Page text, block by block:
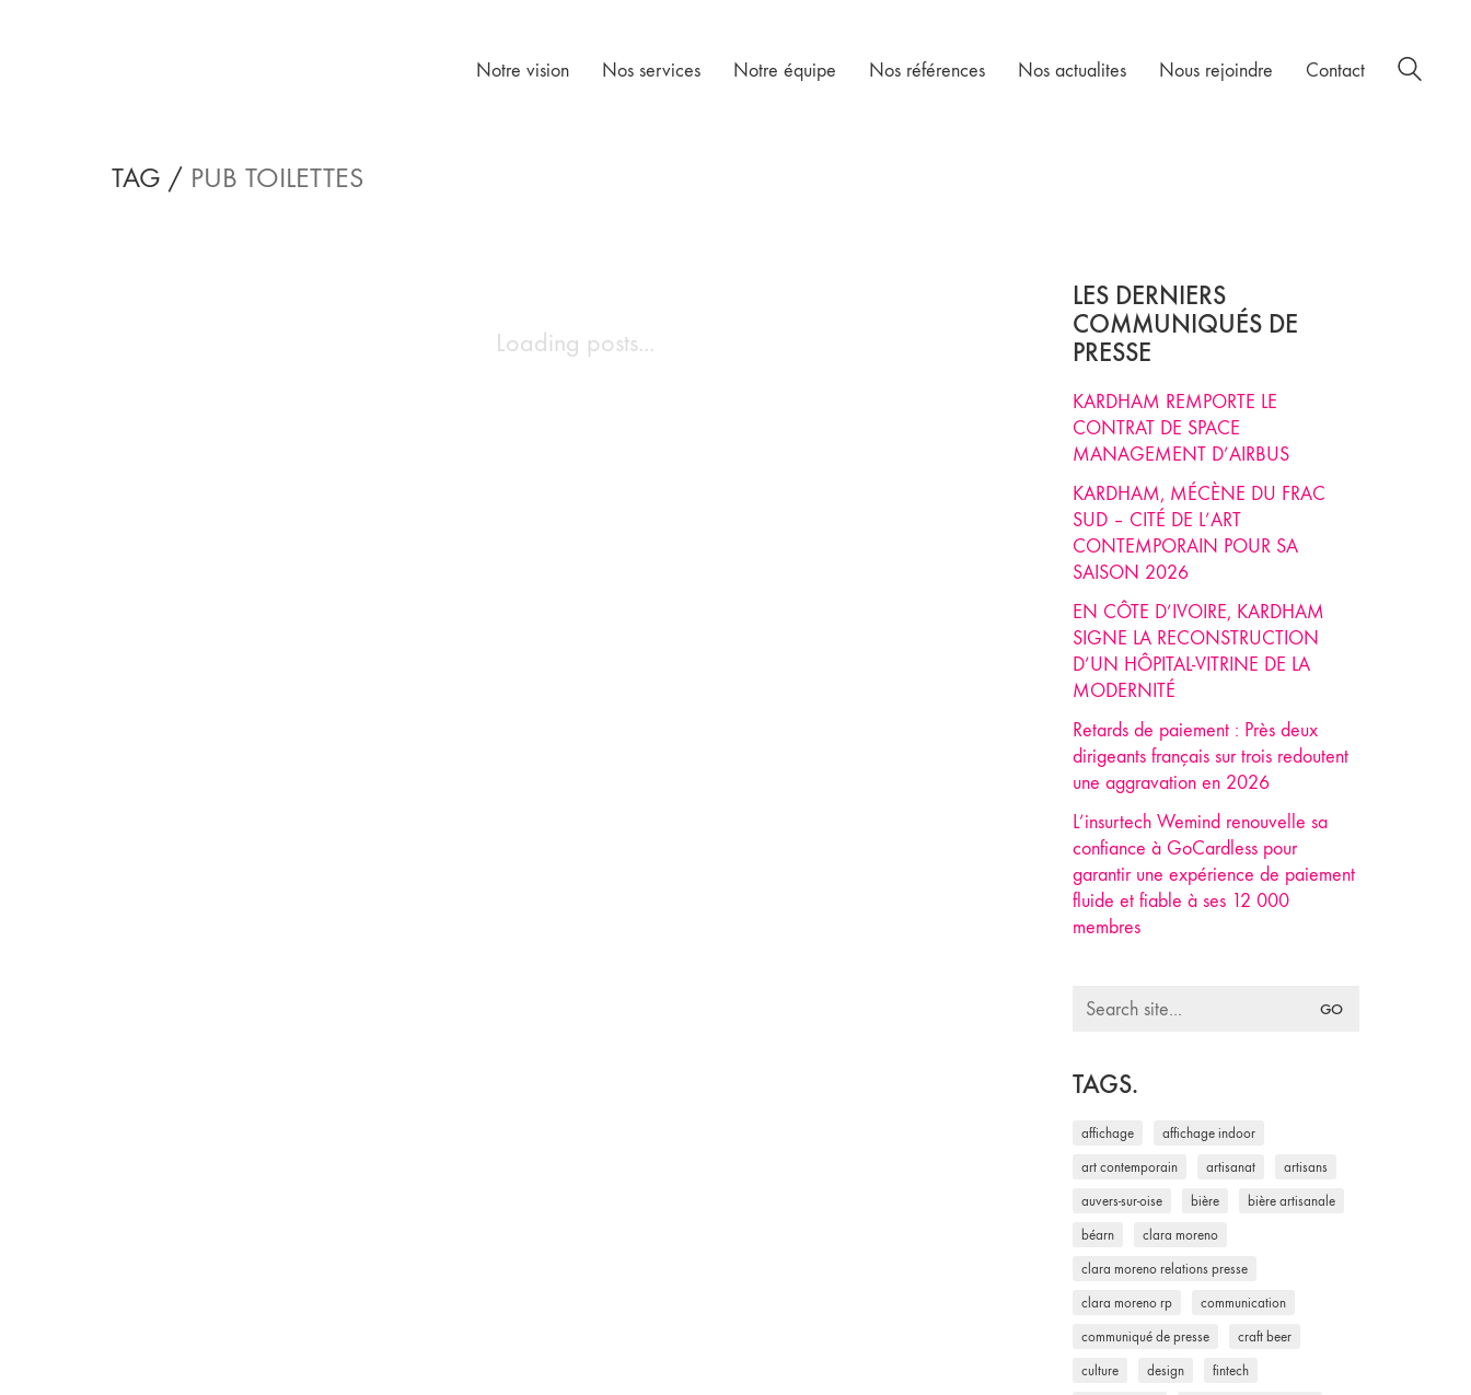
Notre vision Nos services Notre équipe Nos références Nos actualites Nous rejoindre Contact
TAG / PUB TOILETTES
Loading posts...
LES DERNIERS
COMMUNIQUÉS DE
PRESSE
KARDHAM REMPORTE LE
CONTRAT DE SPACE
MANAGEMENT D’AIRBUS
KARDHAM, MÉCÈNE DU FRAC
SUD – CITÉ DE L’ART
CONTEMPORAIN POUR SA
SAISON 2026
EN CÔTE D’IVOIRE, KARDHAM
SIGNE LA RECONSTRUCTION
D’UN HÔPITAL-VITRINE DE LA
MODERNITÉ
Retards de paiement : Près deux
dirigeants français sur trois redoutent
une aggravation en 2026
L’insurtech Wemind renouvelle sa
confiance à GoCardless pour
garantir une expérience de paiement
fluide et fiable à ses 12 000
membres
Search
TAGS.
affichage affichage indoor
art contemporain artisanat artisans
auvers-sur-oise bière bière artisanale
béarn clara moreno
clara moreno relations presse
clara moreno rp communication
communiqué de presse craft beer
culture design fintech